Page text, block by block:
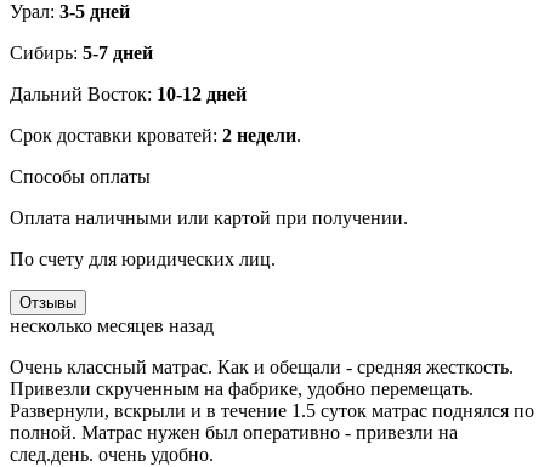
Урал: 3-5 дней
Сибирь: 5-7 дней
Дальний Восток: 10-12 дней
Срок доставки кроватей: 2 недели.
Способы оплаты
Оплата наличными или картой при получении.
По счету для юридических лиц.
Отзывы
несколько месяцев назад
Очень классный матрас. Как и обещали - средняя жесткость.
Привезли скрученным на фабрике, удобно перемещать.
Развернули, вскрыли и в течение 1.5 суток матрас поднялся по
полной. Матрас нужен был оперативно - привезли на
след.день. очень удобно.